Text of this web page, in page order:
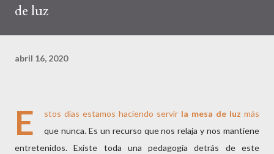
de luz
abril 16, 2020
E stos días estamos haciendo servir la mesa de luz más
que nunca. Es un recurso que nos relaja y nos mantiene
entretenidos. Existe toda una pedagogía detrás de este